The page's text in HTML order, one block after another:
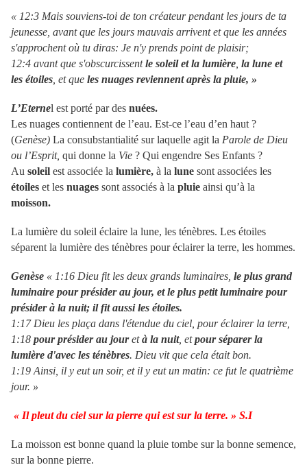
« 12:3 Mais souviens-toi de ton créateur pendant les jours de ta
jeunesse, avant que les jours mauvais arrivent et que les années
s'approchent où tu diras: Je n'y prends point de plaisir;
12:4 avant que s'obscurcissentle soleil et la lumière la lune et
les étoiles , et que les nuages reviennent après la pluie, »
L’Eternel est porté par des nuées.
Les nuages contiennent de l’eau. Est-ce l’eau d’en haut ?
(Genèse) La consubstantialité sur laquelle agit la Parole de Dieu
ou l’Esprit, qui donne la Vie ? Qui engendre Ses Enfants ?
Au soleil est associée la lumière, à la lune sont associées les
étoiles et les nuages sont associés à la pluie ainsi qu’à la
moisson.
La lumière du soleil éclaire la lune, les ténèbres. Les étoiles
séparent la lumière des ténèbres pour éclairer la terre, les hommes.
Genèse « 1:16 Dieu fit les deux grands luminaires, le plus grand
luminaire pour présider au jour, et le plus petit luminaire pour
présider à la nuit; il fit aussi les étoiles.
1:17 Dieu les plaça dans l'étendue du ciel, pour éclairer la terre,
1:18 pour présider au jouretà la nuit, etpour séparer la
lumière d'avec les ténèbres. Dieu vit que cela était bon.
1:19 Ainsi, il y eut un soir, et il y eut un matin: ce fut le quatrième
jour. »
« Il pleut du ciel sur la pierre qui est sur la terre. » S.I
La moisson est bonne quand la pluie tombe sur la bonne semence,
sur la bonne pierre.